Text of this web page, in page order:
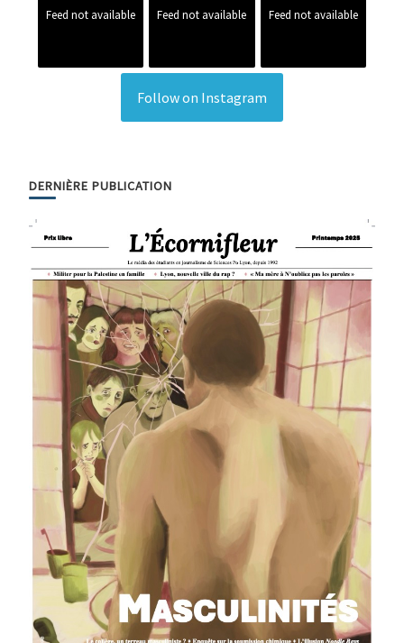
Feed not available Feed not available Feed not available
Follow on Instagram
DERNIÈRE PUBLICATION